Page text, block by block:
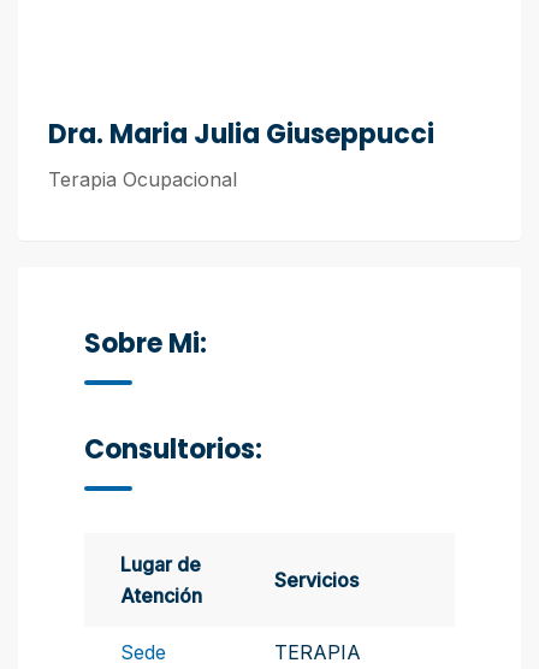
Dra. Maria Julia Giuseppucci
Terapia Ocupacional
Sobre Mi:
Consultorios:
Lugar de
Atención
Servicios
Sede
TERAPIA